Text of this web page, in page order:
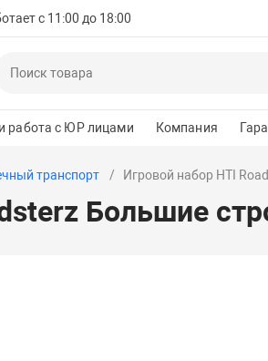
с 11:00 до 18:00
работа с ЮР лицами Компания
транспорт Игровой набор HTI
Большие